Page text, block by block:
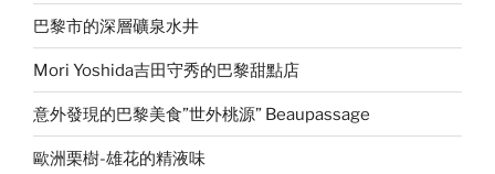
巴黎市的深層礦泉水井
Mori Yoshida吉田守秀的巴黎甜點店
意外發現的巴黎美食”世外桃源” Beaupassage
歐洲栗樹-雄花的精液味